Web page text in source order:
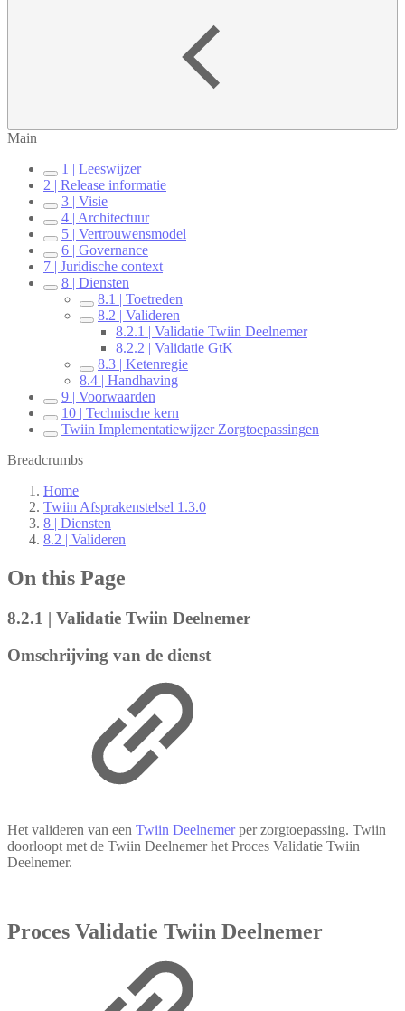
Main
1 | Leeswijzer
2 | Release informatie
3 | Visie
4 | Architectuur
5 | Vertrouwensmodel
6 | Governance
7 | Juridische context
8 | Diensten
8.1 | Toetreden
8.2 | Valideren
8.2.1 | Validatie Twiin Deelnemer
8.2.2 | Validatie GtK
8.3 | Ketenregie
8.4 | Handhaving
9 | Voorwaarden
10 | Technische kern
Twiin Implementatiewijzer Zorgtoepassingen
Breadcrumbs
Home
Twiin Afsprakenstelsel 1.3.0
8 | Diensten
8.2 | Valideren
On this Page
8.2.1 | Validatie Twiin Deelnemer
Omschrijving van de dienst
Het valideren van een Twiin Deelnemerper zorgtoepassing. Twiin
doorloopt met de Twiin Deelnemer het Proces Validatie Twiin
Deelnemer.
Proces Validatie Twiin Deelnemer